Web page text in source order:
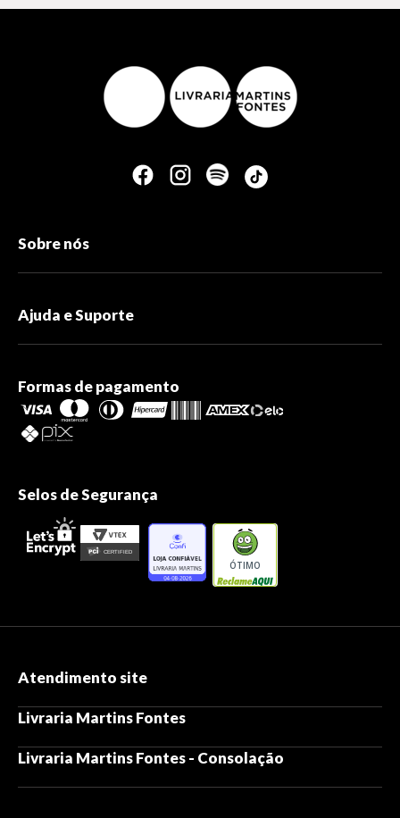
Sobre nós
Ajuda e Suporte
Formas de pagamento
Selos de Segurança
ÓTIMO
Atendimento site
Livraria Martins Fontes
Livraria Martins Fontes - Consolação